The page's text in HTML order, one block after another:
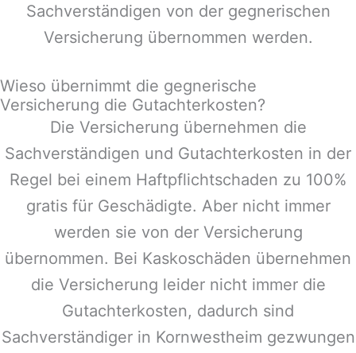
Sachverständigen von der gegnerischen
Versicherung übernommen werden.
Wieso übernimmt die gegnerische
Versicherung die Gutachterkosten?
Die Versicherung übernehmen die
Sachverständigen und Gutachterkosten in der
Regel bei einem Haftpflichtschaden zu 100%
gratis für Geschädigte. Aber nicht immer
werden sie von der Versicherung
übernommen. Bei Kaskoschäden übernehmen
die Versicherung leider nicht immer die
Gutachterkosten, dadurch sind
Sachverständiger in Kornwestheim gezwungen